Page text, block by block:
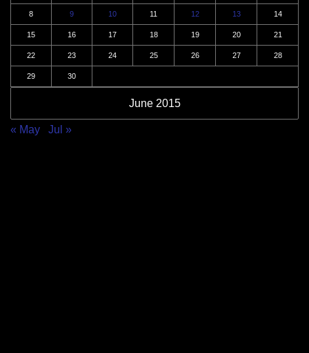
June 2015
8 9 10 11 12 13 14
15 16 17 18 19 20 21
22 23 24 25 26 27 28
29 30
« May Jul »